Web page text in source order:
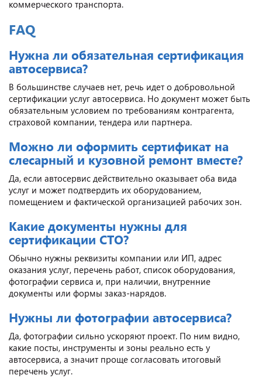
коммерческого транспорта.
FAQ
Нужна ли обязательная сертификация
автосервиса?
В большинстве случаев нет, речь идет о добровольной
сертификации услуг автосервиса. Но документ может быть
обязательным условием по требованиям контрагента,
страховой компании, тендера или партнера.
Можно ли оформить сертификат на
слесарный и кузовной ремонт вместе?
Да, если автосервис действительно оказывает оба вида
услуг и может подтвердить их оборудованием,
помещением и фактической организацией рабочих зон.
Какие документы нужны для
сертификации СТО?
Обычно нужны реквизиты компании или ИП, адрес
оказания услуг, перечень работ, список оборудования,
фотографии сервиса и, при наличии, внутренние
документы или формы заказ-нарядов.
Нужны ли фотографии автосервиса?
Да, фотографии сильно ускоряют проект. По ним видно,
какие посты, инструменты и зоны реально есть у
автосервиса, а значит проще согласовать итоговый
перечень услуг.